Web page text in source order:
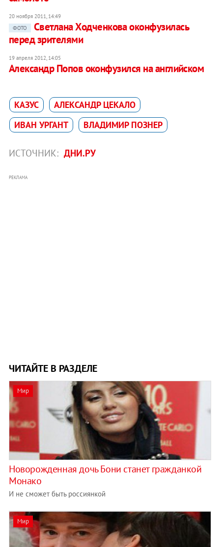
20 ноября 2011, 14:49
ФОТО
Светлана Ходченкова оконфузилась
перед зрителями
19 апреля 2012, 14:05
Александр Попов оконфузился на английском
КАЗУС
АЛЕКСАНДР ЦЕКАЛО
ИВАН УРГАНТ
ВЛАДИМИР ПОЗНЕР
ИСТОЧНИК: ДНИ.РУ
РЕКЛАМА
ЧИТАЙТЕ В РАЗДЕЛЕ
Мир
Новорожденная дочь Бони станет гражданкой
Монако
И не сможет быть россиянкой
Мир